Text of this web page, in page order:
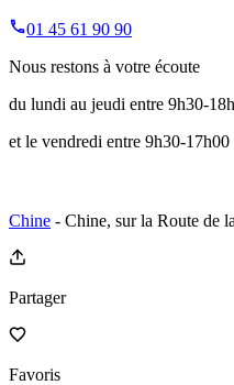
01 45 61 90 90
Nous restons à votre écoute
du lundi au jeudi entre 9h30-
et le vendredi entre 9h30-17h00
Chine - Chine, sur la Route de
Partager
Favoris